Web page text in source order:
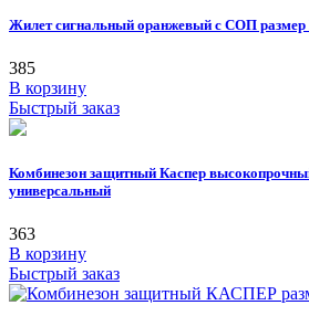
Жилет сигнальный оранжевый с СОП размер
385
В корзину
Быстрый заказ
Комбинезон защитный Каспер
универсальный
363
В корзину
Быстрый заказ